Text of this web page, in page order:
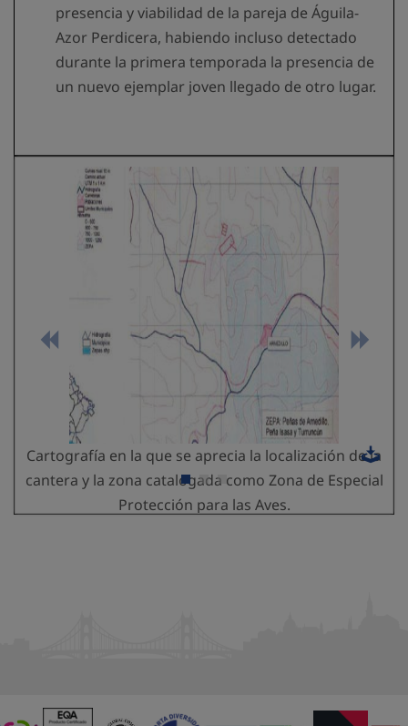
presencia y viabilidad de la pareja de Águila-
Azor Perdicera, habiendo incluso detectado
durante la primera temporada la presencia de
un nuevo ejemplar joven llegado de otro lugar.
Cartografía en la que se aprecia la localización de la
cantera y la zona catalogada como Zona de Especial
Protección para las Aves.